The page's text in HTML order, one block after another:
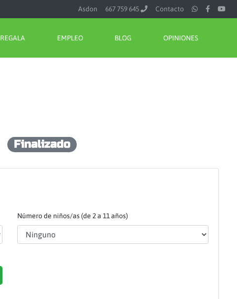
Asdon 667 759 645 Contacto
REGALA EMPLEO BLOG OPINIONES
Finalizado
Número de niños/as (de 2 a 11 años)